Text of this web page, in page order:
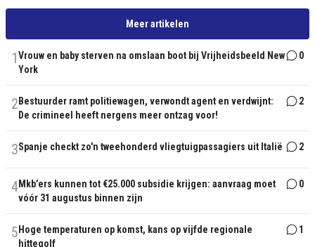
Meer artikelen
1Vrouw en baby sterven na omslaan boot bij Vrijheidsbeeld New
York
0
2 Bestuurder ramt politiewagen, verwondt agent en verdwijnt:
De crimineel heeft nergens meer ontzag voor!
2
3Spanje checkt zo'n tweehonderd vliegtuigpassagiers uit Italië 2
4Mkb’ers kunnen tot €25.000 subsidie krijgen: aanvraag moet
vóór 31 augustus binnen zijn
0
5 Hoge temperaturen op komst, kans op vijfde regionale
hittegolf
1